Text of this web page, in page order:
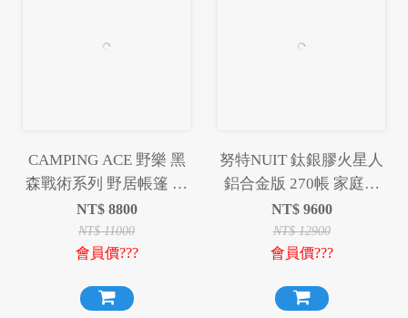
CAMPING ACE 野樂 黑
森戰術系列 野居帳篷 帳
篷 黑色 沙色 300帳 露營
野營
NT$ 8800
NT$11000
會員價???
努特NUIT 鈦銀膠火星人
鋁合金版 270帳 家庭帳
篷六人帳蓬 耐水壓
3000mm NTG247BK
NT$ 9600
NT$12900
會員價???